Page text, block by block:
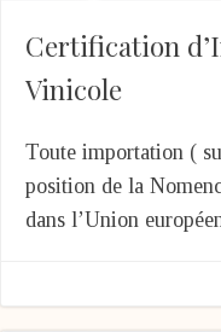
Certification
Vinicole
Toute importation (
position de la
dans l’Union